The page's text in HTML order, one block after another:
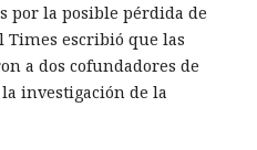
por la posible pérdida de
Times escribió que las
a dos cofundadores de
investigación de la